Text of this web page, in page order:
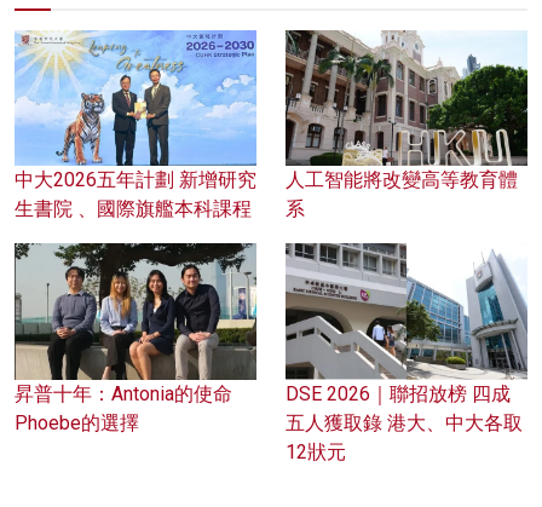
中大2026五年計劃 新增研究
生書院 、國際旗艦本科課程
人工智能將改變高等教育體
系
昇普十年：Antonia的使命
Phoebe的選擇
DSE 2026｜聯招放榜 四成
五人獲取錄 港大、中大各取
12狀元